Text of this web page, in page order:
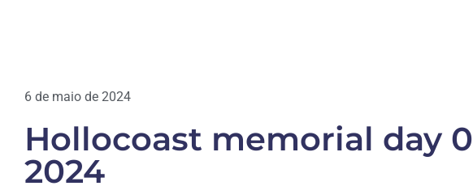
6 de maio de 2024
Hollocoast memorial day
2024